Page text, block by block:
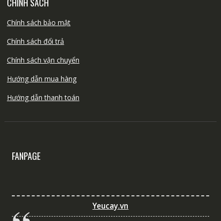
Chính sách bảo mật
Chính sách đổi trả
Chính sách vận chuyển
Hướng dẫn mua hàng
Hướng dẫn thanh toán
FANPAGE
Yeucay.vn